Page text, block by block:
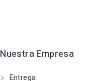
Nuestra Empresa
Entrega